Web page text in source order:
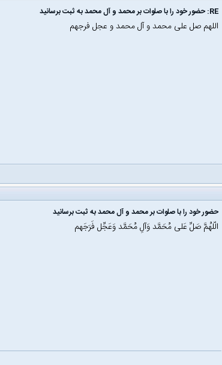
RE: حضور خود را با صلوات بر محمد و آل محمد به ثبت برسانید
اللهم صل علی محمد و آل محمد و عجل فرجهم
حضور خود را با صلوات بر محمد و آل محمد به ثبت برسانید
الّلهُمَّ صَلِّ عَلی مُحَمَّد وَآلِ مُحَمَّد وَعَجِّل فَرَجَهم